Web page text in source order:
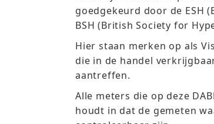
goedgekeurd door de ESH
BSH (British Society for
Hier staan merken op als
die in de handel
aantreffen.
Alle meters die op deze
houdt in dat de gemeten